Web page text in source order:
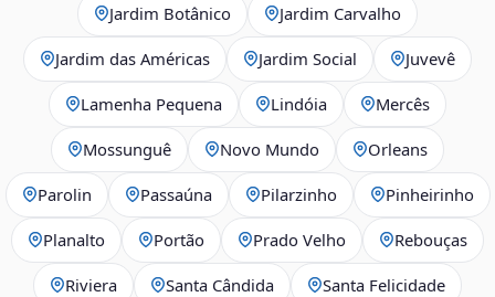
Jardim Botânico Jardim Carvalho
Jardim das Américas Jardim Social Juvevê
Lamenha Pequena Lindóia Mercês
Mossunguê Novo Mundo Orleans
Parolin Passaúna Pilarzinho Pinheirinho
Planalto Portão Prado Velho Rebouças
Riviera Santa Cândida Santa Felicidade